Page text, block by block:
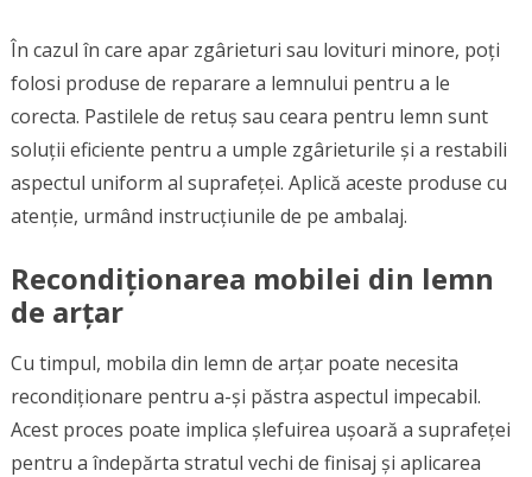
În cazul în care apar zgârieturi sau lovituri minore, poți
folosi produse de reparare a lemnului pentru a le
corecta. Pastilele de retuș sau ceara pentru lemn sunt
soluții eficiente pentru a umple zgârieturile și a restabili
aspectul uniform al suprafeței. Aplică aceste produse cu
atenție, urmând instrucțiunile de pe ambalaj.
Recondiționarea mobilei din lemn
de arțar
Cu timpul, mobila din lemn de arțar poate necesita
recondiționare pentru a-și păstra aspectul impecabil.
Acest proces poate implica șlefuirea ușoară a suprafeței
pentru a îndepărta stratul vechi de finisaj și aplicarea